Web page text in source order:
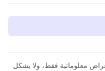
معلوماتية فقط، ولا يشكل